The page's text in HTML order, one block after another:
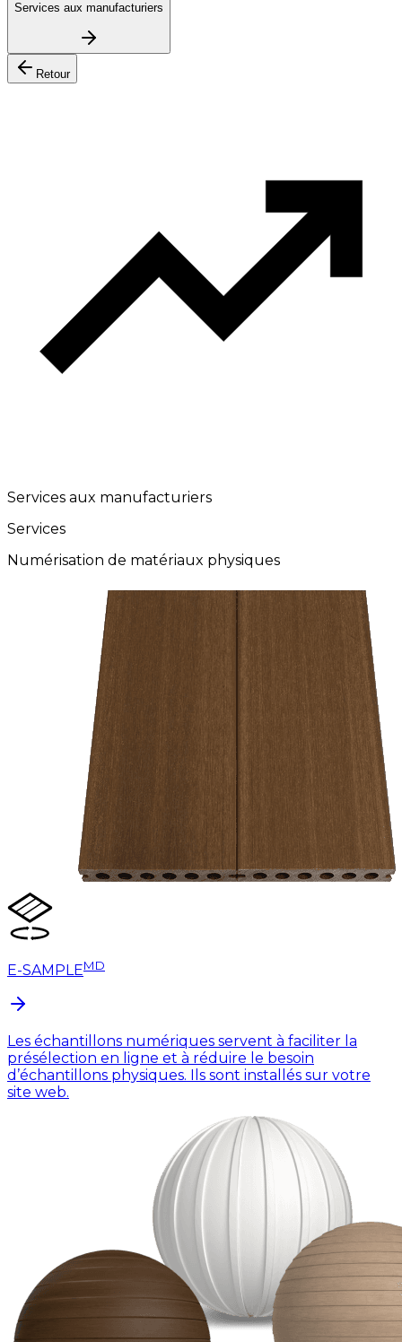
Services aux manufacturiers
Retour
Services aux manufacturiers
Services
Numérisation de matériaux physiques
E-SAMPLEMD
Les échantillons numériques servent à faciliter la
présélection en ligne et à réduire le besoin
d’échantillons physiques. Ils sont installés sur votre
site web.